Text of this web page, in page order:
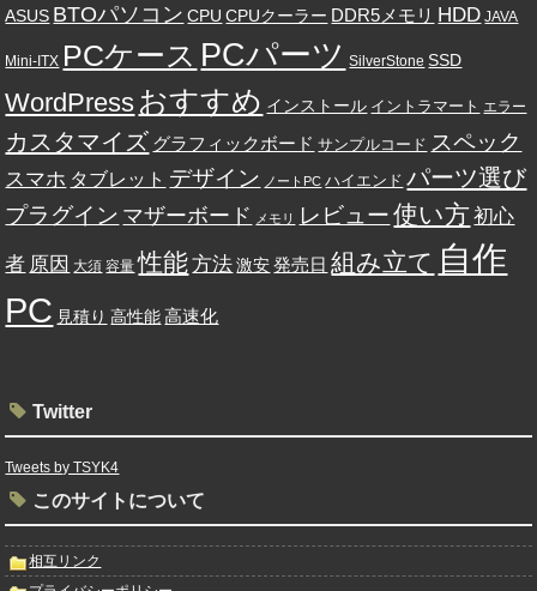
ASUS BTOパソコン CPU CPUクーラー DDR5メモリ HDD JAVA
Mini-ITX PCケース PCパーツ SilverStone SSD
WordPress おすすめ インストール イントラマート エラー
カスタマイズ グラフィックボード サンプルコード スペック
スマホ タブレット デザイン ノートPC ハイエンド パーツ選び
プラグイン マザーボード メモリ レビュー 使い方初心
者 原因 大須 容量 性能方法 激安 発売日 組み立て 自作
PC 見積り 高性能 高速化
Twitter
Tweets by TSYK4
このサイトについて
相互リンク